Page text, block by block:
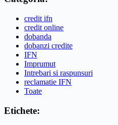
credit ifn
credit online
dobanda
dobanzi credite
IFN
Imprumut
Intrebari si raspunsuri
reclamatie IFN
Toate
Etichete: